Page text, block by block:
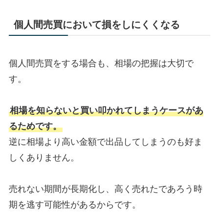
個人間売買において損をしにくくなる
個人間売買をする場合も、相場の把握は大切で
す。
相場を知らないと買い叩かれてしまうケースがあ
るためです。
逆に相場より高い金額で出品してしまうのも好ま
しくありません。
売れない期間が長期化し、高く売れたであろう時
期を逃す可能性があるからです。